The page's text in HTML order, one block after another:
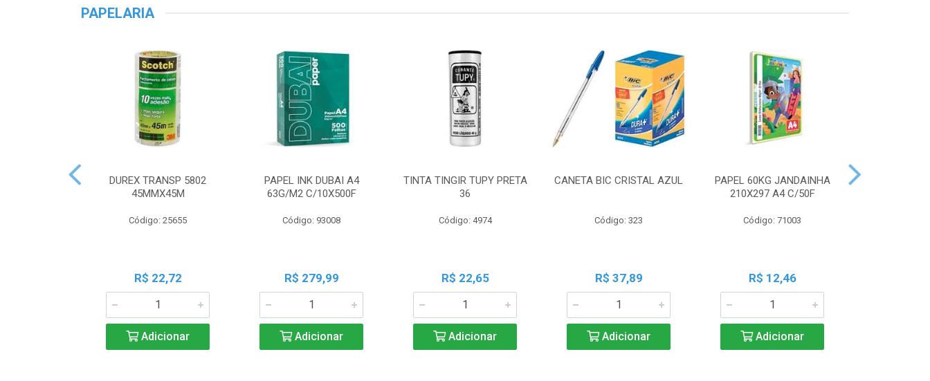
PAPELARIA
DUREX TRANSP 5802
45MMX45M
Código: 25655
R$ 22,72
Adicionar
PAPEL INK DUBAI A4
63G/M2 C/10X500F
Código: 93008
R$ 279,99
Adicionar
TINTA TINGIR TUPY PRETA
36
Código: 4974
R$ 22,65
Adicionar
CANETA BIC CRISTAL AZUL
Código: 323
R$ 37,89
Adicionar
PAPEL 60KG JANDAINHA
210X297 A4 C/50F
Código: 71003
R$ 12,46
Adicionar